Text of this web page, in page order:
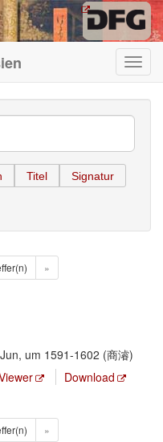
Titel Signatur
»
um 1591-1602 (商濬)
Download
»